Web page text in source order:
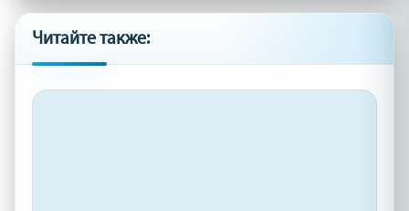
Читайте также: